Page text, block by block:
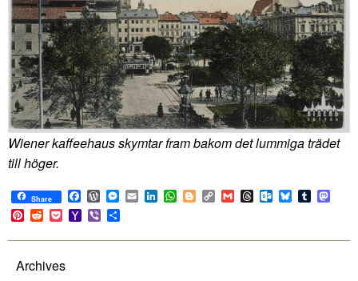
Wiener kaffeehaus skymtar fram bakom det lummiga trädet
till höger.
Share Facebook
WordPress
Messenger
EmailLinkedIn
WhatsApp
BloggerCopy
Link
GmailThreadsOutlook.com
BlueskyTumblr
Pinterest
RedditPocketYahoo
Mail
Viber
Archives